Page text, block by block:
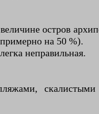
остров
на 50 %).
неправильная.